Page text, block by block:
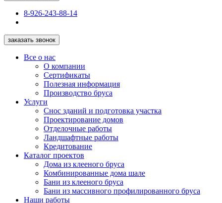
8-926-243-88-14
заказать звонок
Все о нас
О компании
Сертификаты
Полезная информация
Производство бруса
Услуги
Снос зданий и подготовка участка
Проектирование домов
Отделочные работы
Ландшафтные работы
Кредитование
Каталог проектов
Дома из клееного бруса
Комбинированные дома шале
Бани из клееного бруса
Бани из массивного профилированного бруса
Наши работы